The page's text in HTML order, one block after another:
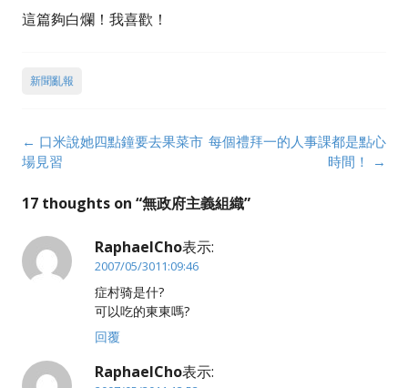
這篇夠白爛！我喜歡！
新聞亂報
Post
navigation
← 口米說她四點鐘要去果菜市
場見習
每個禮拜一的人事課都是點心
時間！
→
17 thoughts on “無政府主義組織”
RaphaelCho表示:
2007/05/3011:09:46
症村骑是什?
可以吃的東東嗎?
回覆
RaphaelCho表示: